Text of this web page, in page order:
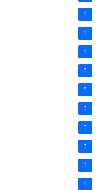
1
1
1
1
1
1
1
1
1
1